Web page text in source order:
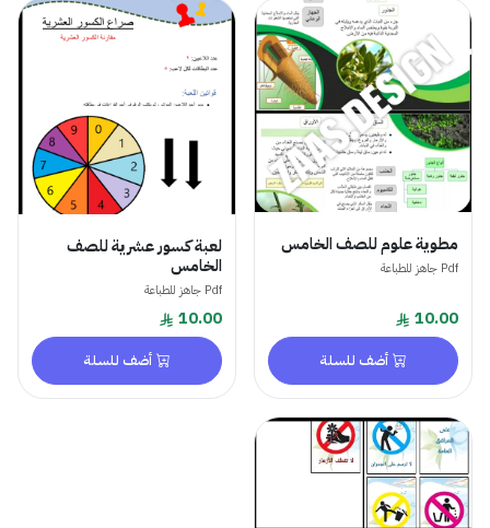
مطوية علوم للصف الخامس
Pdf جاهز للطباعة
10.00
أضف للسلة
لعبة كسور عشرية للصف
الخامس
Pdf جاهز للطباعة
10.00
أضف للسلة